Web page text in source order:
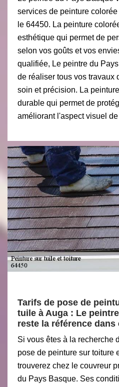
services de peinture
le 64450. La peinture
esthétique qui permet de
selon vos goûts et vos
qualifiée, Le peintre du
de réaliser tous vos travaux
soin et précision. La
durable qui permet de
améliorant l'aspect visuel
Tarifs de pose de
tuile à Auga : Le
reste la référence
Si vous êtes à la recherche
pose de peinture sur toiture
trouverez chez le couvreur
du Pays Basque. Ses